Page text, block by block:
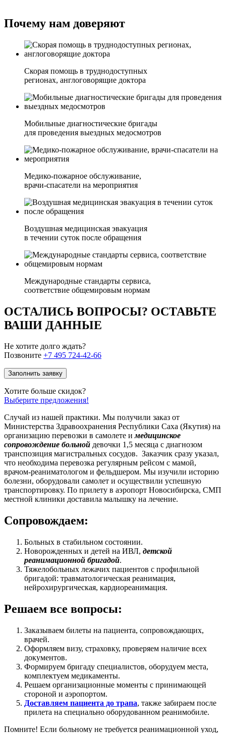
Почему нам доверяют
Скорая помощь в труднодоступных
регионах, англоговорящие доктора
Мобильные диагностические бригады
для проведения выездных медосмотров
Медико-пожарное обслуживание,
врачи-спасатели на мероприятия
Воздушная медицинская эвакуация
в течении суток после обращения
Международные стандарты сервиса,
соответствие общемировым нормам
ОСТАЛИСЬ ВОПРОСЫ? ОСТАВЬТЕ
ВАШИ ДАННЫЕ
Не хотите долго ждать?
Позвоните +7 495 724-42-66
Заполнить заявку
Хотите больше скидок?
Выберите предложения!
Случай из нашей практики. Мы получили заказ от
Министерства Здравоохранения Республики Саха (Якутия) на
организацию перевозки в самолете имедицинское
сопровождение больной девочки 1,5 месяца с диагнозом
транспозиция магистральных сосудов. Заказчик сразу указал,
что необходима перевозка регулярным рейсом с мамой,
врачом-реаниматологом и фельдшером. Мы изучили историю
болезни, оборудовали самолет и осуществили успешную
транспортировку. По прилету в аэропорт Новосибирска, СМП
местной клиники доставила малышку на лечение.
Сопровождаем:
Больных в стабильном состоянии.
Новорожденных и детей на ИВЛ, детской
реанимационной бригадой.
Тяжелобольных лежачих пациентов с профильной
бригадой: травматологическая реанимация,
нейрохирургическая, кардиореанимация.
Решаем все вопросы:
Заказываем билеты на пациента, сопровождающих,
врачей.
Оформляем визу, страховку, проверяем наличие всех
документов.
Формируем бригаду специалистов, оборудуем места,
комплектуем медикаменты.
Решаем организационные моменты с принимающей
стороной и аэропортом.
Доставляем пациента до трапа, также забираем после
прилета на специально оборудованном реанимобиле.
Помните! Если больному не требуется реанимационной уход,